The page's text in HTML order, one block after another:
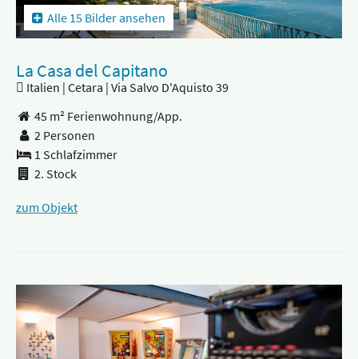
Alle 15 Bilder ansehen
La Casa del Capitano
Italien | Cetara | Via Salvo D'Aquisto 39
45 m² Ferienwohnung/App.
2 Personen
1 Schlafzimmer
2. Stock
zum Objekt